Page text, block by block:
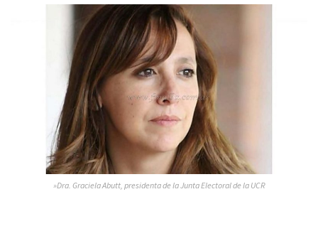
»Dra. Graciela Abutt, presidenta de la Junta Electoral de la UCR